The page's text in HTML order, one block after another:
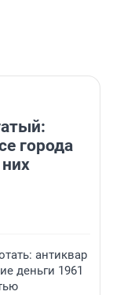
города
антиквар
деньги 1961